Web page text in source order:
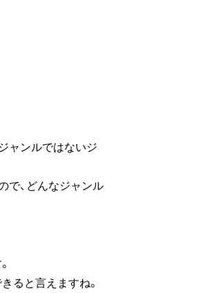
ャンルではないジ
で、どんなジャンル
ると言えますね。